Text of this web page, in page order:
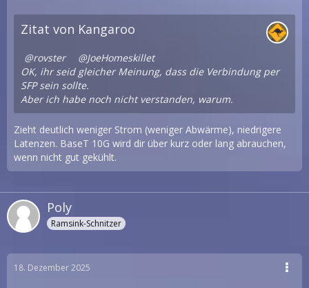
Zitat von Kangaroo
rovster
JoeHomeskillet
OK, ihr seid gleicher Meinung, dass die Verbindung per
SFP sein sollte.
Aber ich habe noch nicht verstanden, warum.
Zieht deutlich weniger Strom (weniger Abwärme), niedrigere
Latenzen. BaseT 10G wird dir über kurz oder lang abrauchen,
wenn nicht gut gekühlt.
Poly
Ramsink-Schnitzer
18. Dezember 2025